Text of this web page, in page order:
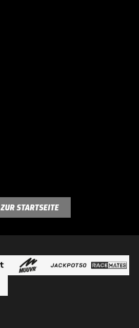
ZUR STARTSEITE